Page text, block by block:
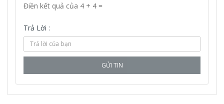
Điền kết quả của 4 + 4 =
Trả Lời :
GỬI TIN